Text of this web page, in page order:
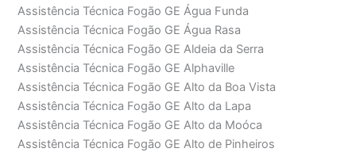
Assistência Técnica Fogão GE Água Funda
Assistência Técnica Fogão GE Água Rasa
Assistência Técnica Fogão GE Aldeia da Serra
Assistência Técnica Fogão GE Alphaville
Assistência Técnica Fogão GE Alto da Boa Vista
Assistência Técnica Fogão GE Alto da Lapa
Assistência Técnica Fogão GE Alto da Moóca
Assistência Técnica Fogão GE Alto de Pinheiros